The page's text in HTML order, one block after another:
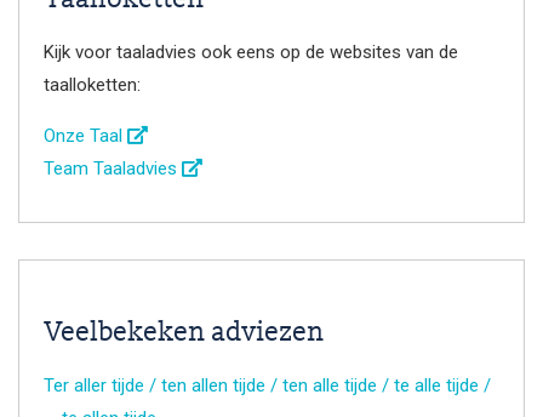
Kijk voor taaladvies ook eens op de websites van de
taalloketten:
Onze Taal
Team Taaladvies
Veelbekeken adviezen
Ter aller tijde / ten allen tijde / ten alle tijde / te alle tijde /